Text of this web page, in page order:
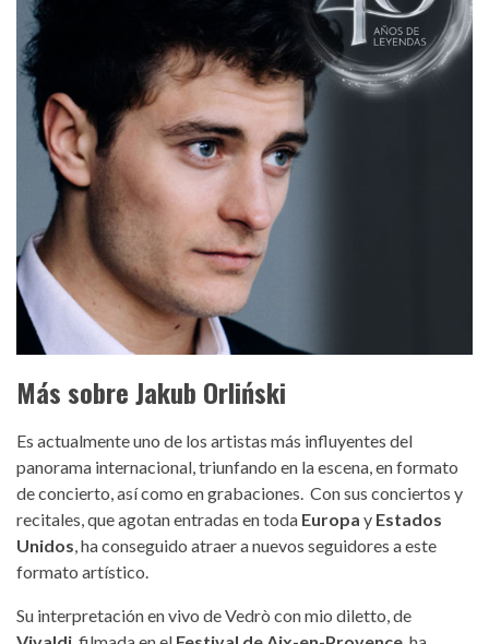
Más sobre Jakub Orliński
Es actualmente uno de los artistas más influyentes del
panorama internacional, triunfando en la escena, en formato
de concierto, así como en grabaciones. Con sus conciertos y
recitales, que agotan entradas en toda Europa y Estados
Unidos, ha conseguido atraer a nuevos seguidores a este
formato artístico.
Su interpretación en vivo de Vedrò con mio diletto, de